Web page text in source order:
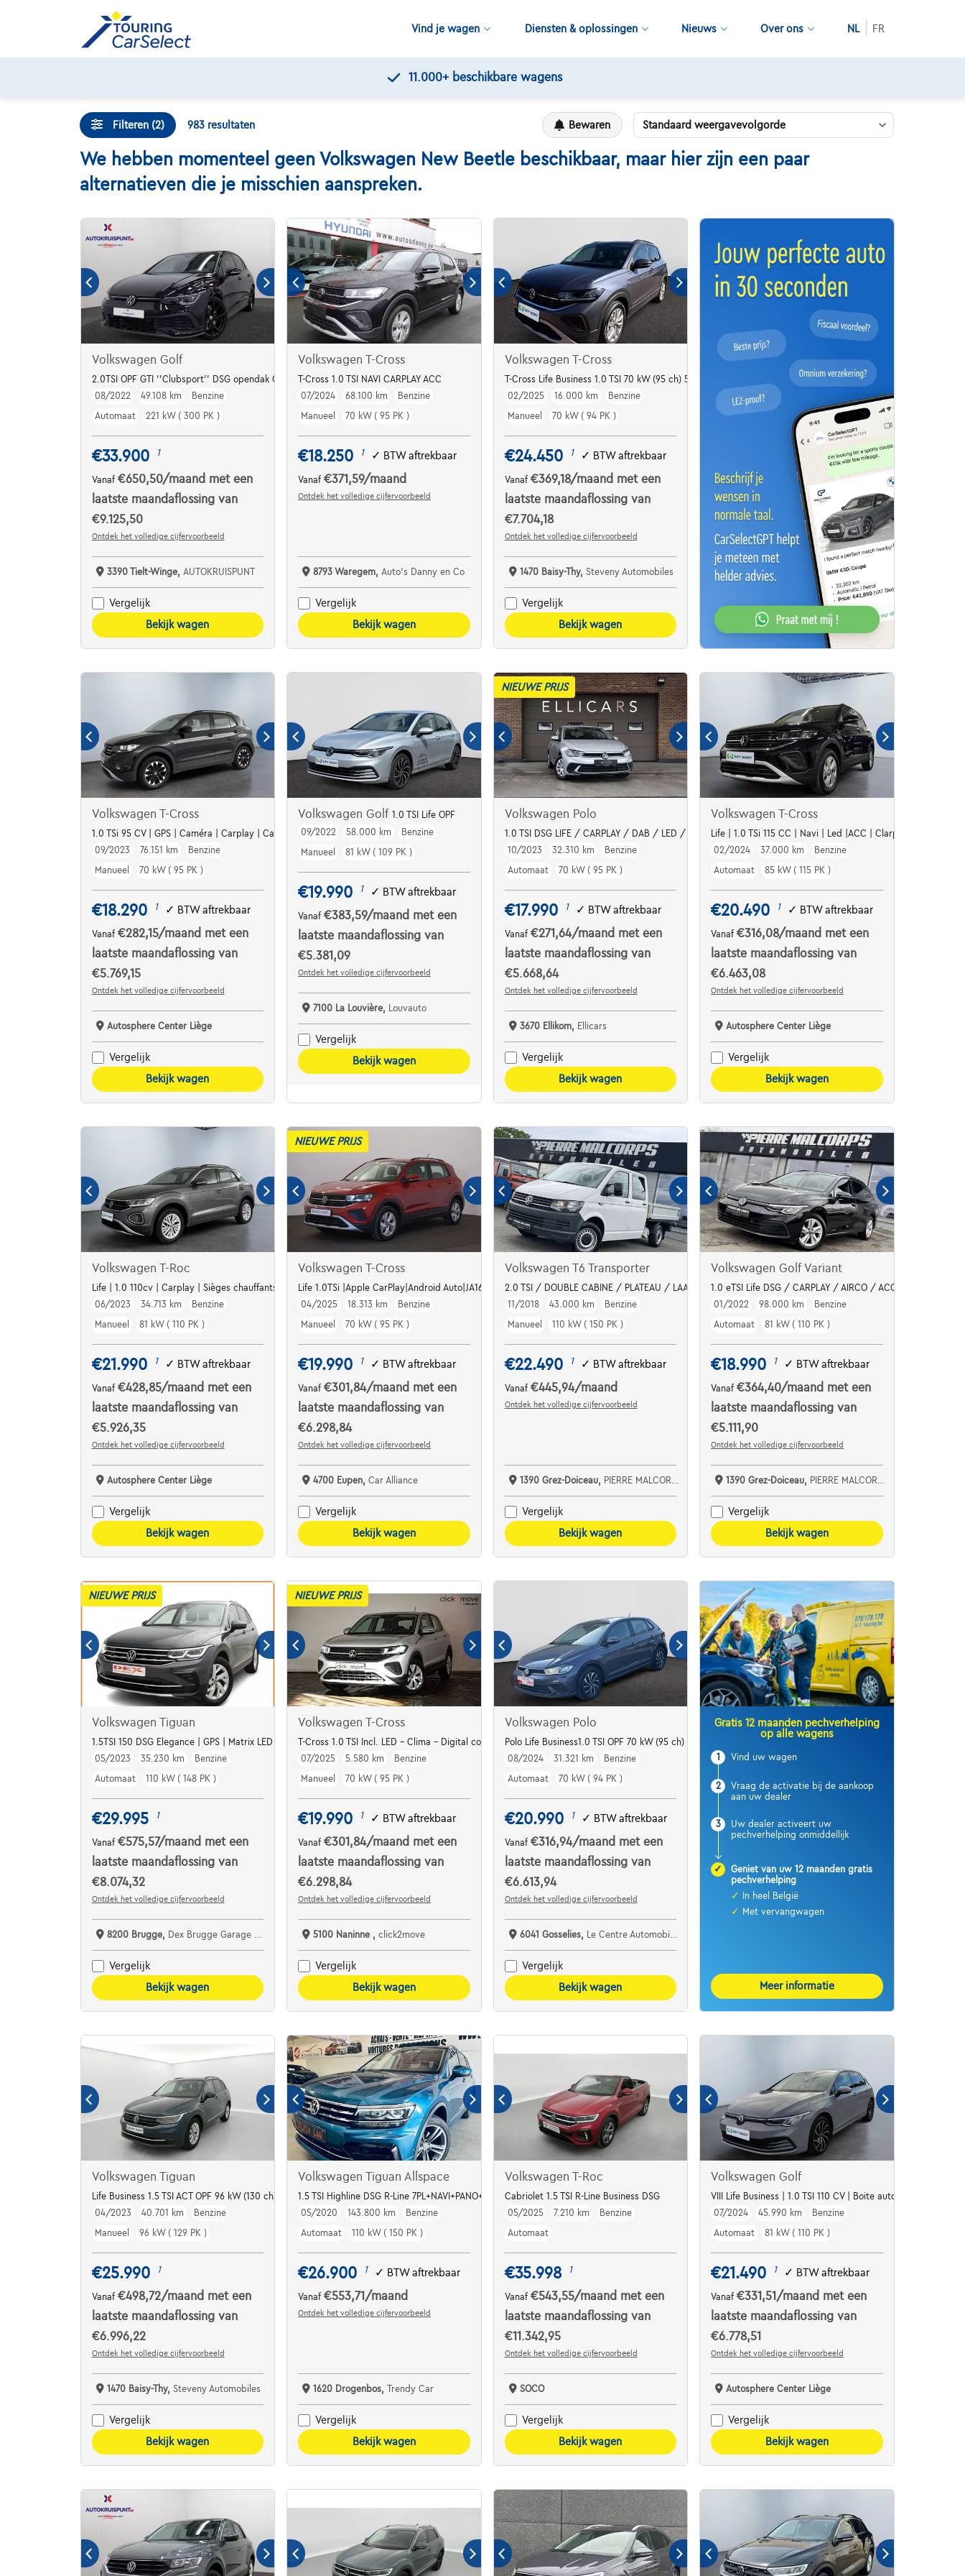
Vind je wagen Diensten & oplossingen Nieuws Over ons NL FR
Kwaliteitscontroles door Touring
Filteren (2) 983 resultaten Bewaren
We hebben momenteel geen Volkswagen New Beetle beschikbaar, maar hier zijn een paar
alternatieven die je misschien aanspreken.
Volkswagen Golf
2.0TSI OPF GTI ''Clubsport'' DSG opendak GPS Camera Alu19
08/2022
49.108 km
Benzine
Automaat
221 kW ( 300 PK )
€33.900 1
Vanaf €650,50/maand met een
laatste maandaflossing van
€9.125,50
Ontdek het volledige cijfervoorbeeld
3390 Tielt-Winge, AUTOKRUISPUNT
Vergelijk
Bekijk wagen
Volkswagen T-Cross
T-Cross 1.0 TSI NAVI CARPLAY ACC
07/2024
68.100 km
Benzine
Manueel
70 kW ( 95 PK )
€18.250 1 ✓ BTW aftrekbaar
Vanaf€371,59/maand
Ontdek het volledige cijfervoorbeeld
8793 Waregem, Auto's Danny en Co
Vergelijk
Bekijk wagen
Volkswagen T-Cross
T-Cross Life Business 1.0 TSI 70 kW (95 ch) 5 vitesses manuel
02/2025
16.000 km
Benzine
Manueel
70 kW ( 94 PK )
€24.450 1 ✓ BTW aftrekbaar
Vanaf €369,18/maand met een
laatste maandaflossing van
€7.704,18
Ontdek het volledige cijfervoorbeeld
1470 Baisy-Thy, Steveny Automobiles
Vergelijk
Bekijk wagen
Volkswagen T-Cross
1.0 TSi 95 CV | GPS | Caméra | Carplay | Capteurs Av/Ar
09/2023
76.151 km
Benzine
Manueel
70 kW ( 95 PK )
€18.290 1 ✓ BTW aftrekbaar
Vanaf €282,15/maand met een
laatste maandaflossing van
€5.769,15
Ontdek het volledige cijfervoorbeeld
Autosphere Center Liège
Vergelijk
Bekijk wagen
Volkswagen Golf1.0 TSI Life OPF
09/2022
58.000 km
Benzine
Manueel
81 kW ( 109 PK )
€19.990 1 ✓ BTW aftrekbaar
Vanaf€383,59/maand met een
laatste maandaflossing van
€5.381,09
Ontdek het volledige cijfervoorbeeld
7100 La Louvière, Louvauto
Vergelijk
Bekijk wagen
NIEUWE PRIJS
Volkswagen Polo
1.0 TSI DSG LIFE / CARPLAY / DAB / LED / PSA + V
10/2023
32.310 km
Benzine
Automaat
70 kW ( 95 PK )
€17.990 1 ✓ BTW aftrekbaar
Vanaf €271,64/maand met een
laatste maandaflossing van
€5.668,64
Ontdek het volledige cijfervoorbeeld
3670 Ellikom, Ellicars
Vergelijk
Bekijk wagen
Volkswagen T-Cross
Life | 1.0 TSi 115 CC | Navi | Led |ACC | Clarplay
02/2024
37.000 km
Benzine
Automaat
85 kW ( 115 PK )
€20.490 1 ✓ BTW aftrekbaar
Vanaf€316,08/maand met een
laatste maandaflossing van
€6.463,08
Ontdek het volledige cijfervoorbeeld
Autosphere Center Liège
Vergelijk
Bekijk wagen
Volkswagen T-Roc
Life | 1.0 110cv | Carplay | Sièges chauffants | Digital Cockpit
06/2023
34.713 km
Benzine
Manueel
81 kW ( 110 PK )
€21.990 1 ✓ BTW aftrekbaar
Vanaf €428,85/maand met een
laatste maandaflossing van
€5.926,35
Ontdek het volledige cijfervoorbeeld
Autosphere Center Liège
Vergelijk
Bekijk wagen
NIEUWE PRIJS
Volkswagen T-Cross
Life 1.0TSi |Apple CarPlay|Android Auto|JA16|APS AR
04/2025
18.313 km
Benzine
Manueel
70 kW ( 95 PK )
€19.990 1 ✓ BTW aftrekbaar
Vanaf€301,84/maand met een
laatste maandaflossing van
€6.298,84
Ontdek het volledige cijfervoorbeeld
4700 Eupen,Car Alliance
Vergelijk
Bekijk wagen
Volkswagen T6 Transporter
2.0 TSI / DOUBLE CABINE / PLATEAU / LAADBAK
11/2018
43.000 km
Benzine
Manueel
110 kW ( 150 PK )
€22.490 1 ✓ BTW aftrekbaar
Vanaf €445,94/maand
Ontdek het volledige cijfervoorbeeld
1390 Grez-Doiceau, PIERRE MALCORPS AUTOMOBILES SRL
Vergelijk
Bekijk wagen
Volkswagen Golf Variant
1.0 eTSI Life DSG / CARPLAY / AIRCO / ACC / LED
01/2022
98.000 km
Benzine
Automaat
81 kW ( 110 PK )
€18.990 1 ✓ BTW aftrekbaar
Vanaf€364,40/maand met een
laatste maandaflossing van
€5.111,90
Ontdek het volledige cijfervoorbeeld
1390 Grez-Doiceau, PIERRE MALCORPS AUTOMOBILES SRL
Vergelijk
Bekijk wagen
NIEUWE PRIJS
Volkswagen Tiguan
1.5TSI 150 DSG Elegance | GPS | Matrix LED | Winter Pack | Towbar | Easy open and Close pack
05/2023
35.230 km
Benzine
Automaat
110 kW ( 148 PK )
€29.995 1
Vanaf €575,57/maand met een
laatste maandaflossing van
€8.074,32
Ontdek het volledige cijfervoorbeeld
8200 Brugge, Dex Brugge Garage Schoutteet nv
Vergelijk
Bekijk wagen
NIEUWE PRIJS
Volkswagen T-Cross
T-Cross 1.0 TSI Incl. LED - Clima - Digital cockpit - PDC AV/AR - Winter Pack - Carplay
07/2025
5.580 km
Benzine
Manueel
70 kW ( 95 PK )
€19.990 1 ✓ BTW aftrekbaar
Vanaf€301,84/maand met een
laatste maandaflossing van
€6.298,84
Ontdek het volledige cijfervoorbeeld
5100 Naninne ,click2move
Vergelijk
Bekijk wagen
Volkswagen Polo
Polo Life Business1.0 TSI OPF 70 kW (95 ch) 7 vitesses DSG
08/2024
31.321 km
Benzine
Automaat
70 kW ( 94 PK )
€20.990 1 ✓ BTW aftrekbaar
Vanaf €316,94/maand met een
laatste maandaflossing van
€6.613,94
Ontdek het volledige cijfervoorbeeld
6041 Gosselies, Le Centre Automobile Audi
Vergelijk
Bekijk wagen
Gratis 12 maanden pechverhelping
op alle wagens
1 Vind uw wagen
2
Vraag de activatie bij de aankoop
aan uw dealer
3
Uw dealer activeert uw
pechverhelping onmiddellijk
✓
Geniet van uw 12 maanden gratis
pechverhelping
✓
In heel België
✓ Met vervangwagen
Meer informatie
Volkswagen Tiguan
Life Business 1.5 TSI ACT OPF 96 kW (130 ch) 6 vitesses manuel
04/2023
40.701 km
Benzine
Manueel
96 kW ( 129 PK )
€25.990 1
Vanaf €498,72/maand met een
laatste maandaflossing van
€6.996,22
Ontdek het volledige cijfervoorbeeld
1470 Baisy-Thy, Steveny Automobiles
Vergelijk
Bekijk wagen
Volkswagen Tiguan Allspace
1.5 TSI Highline DSG R-Line 7PL+NAVI+PANO+TVA+CARNET+GARANTIE
05/2020
143.800 km
Benzine
Automaat
110 kW ( 150 PK )
€26.900 1 ✓ BTW aftrekbaar
Vanaf€553,71 /maand
Ontdek het volledige cijfervoorbeeld
1620 Drogenbos,Trendy Car
Vergelijk
Bekijk wagen
Volkswagen T-Roc
Cabriolet 1.5 TSI R-Line Business DSG
05/2025
7.210 km
Benzine
Automaat
€35.998 1
Vanaf €543,55/maand met een
laatste maandaflossing van
€11.342,95
Ontdek het volledige cijfervoorbeeld
SOCO
Vergelijk
Bekijk wagen
Volkswagen Golf
VIII Life Business | 1.0 TSI 110 CV | Boite auto | Camera |
07/2024
45.990 km
Benzine
Automaat
81 kW ( 110 PK )
€21.490 1 ✓ BTW aftrekbaar
Vanaf€331,51 /maand met een
laatste maandaflossing van
€6.778,51
Ontdek het volledige cijfervoorbeeld
Autosphere Center Liège
Vergelijk
Bekijk wagen